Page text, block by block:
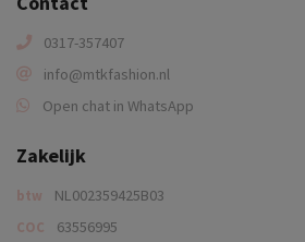
0317-357407
info@mtkfashion.nl
Open chat in WhatsApp
Zakelijk
btw NL002359425B03
COC 63556995